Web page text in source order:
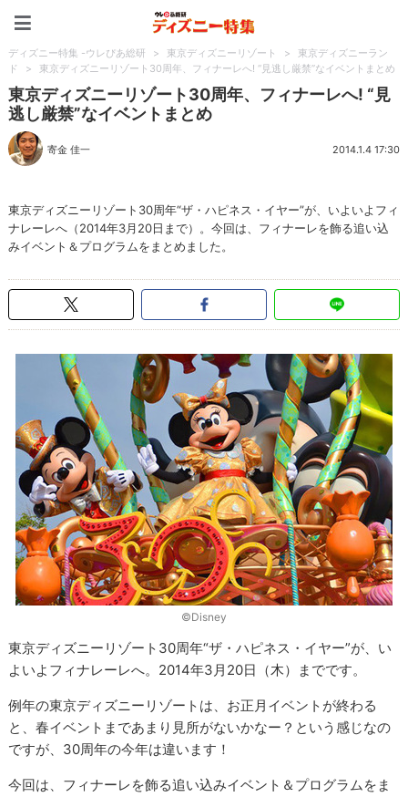
ディズニー特集 -ウレぴあ総研 > 東京ディズニーリゾート >
東京ディズニーラン
ド
> 東京ディズニーリゾート30周年、フィナーレへ! “見逃し厳禁”なイベントまとめ
東京ディズニーリゾート30周年、フィナーレへ! “見
逃し厳禁”なイベントまとめ
寄金 佳一 2014.1.4 17:30
東京ディズニーリゾート30周年“ザ・ハピネス・イヤー”が、いよいよフィ
ナレーレへ（2014年3月20日まで）。今回は、フィナーレを飾る追い込
みイベント＆プログラムをまとめました。
©Disney
東京ディズニーリゾート30周年“ザ・ハピネス・イヤー”が、い
よいよフィナレーレへ。2014年3月20日（木）までです。
例年の東京ディズニーリゾートは、お正月イベントが終わる
と、春イベントまであまり見所がないかなー？という感じなの
ですが、30周年の今年は違います！
今回は、フィナーレを飾る追い込みイベント＆プログラムをま